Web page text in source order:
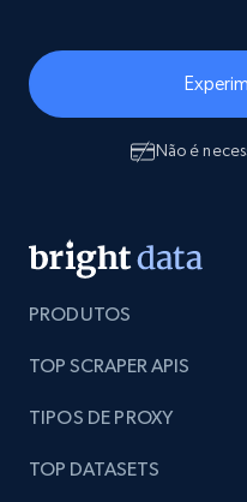
Não é
PRODUTOS
TOP SCRAPER APIS
TIPOS DE PROXY
TOP DATASETS